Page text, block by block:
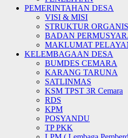
PEMERINTAHAN DESA
VISI & MISI
STRUKTUR
BADAN
MAKLUMAT
KELEMBAGAAN DESA
BUMDES CEMARA
KARANG TARUNA
SATLINMAS
KSM TPST 3R Cemara
RDS
KPM
POSYANDU
TP PKK